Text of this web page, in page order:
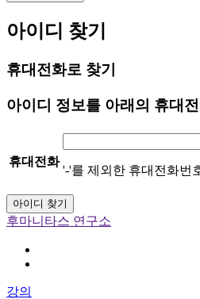
아이디 찾기
휴대전화로 찾기
아이디 정보를 아래의 휴대
휴대전화
'-'를 제외한 휴대전화번
아이디 찾기
후마니타스 연구소
강의